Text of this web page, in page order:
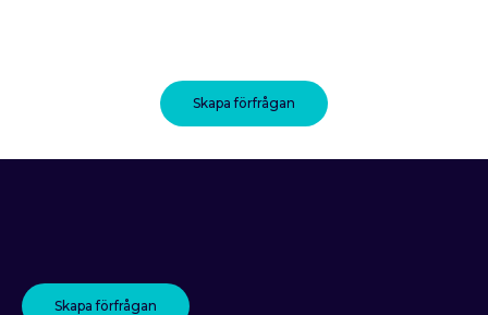
Skapa förfrågan
Skapa förfrågan